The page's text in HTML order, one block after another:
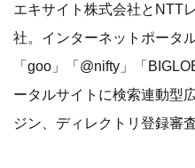
エキサイト株式会社とNTT
社。インターネットポータ
「goo」「@nifty」「
ータルサイトに検索連動型
ジン、ディレクトリ登録審